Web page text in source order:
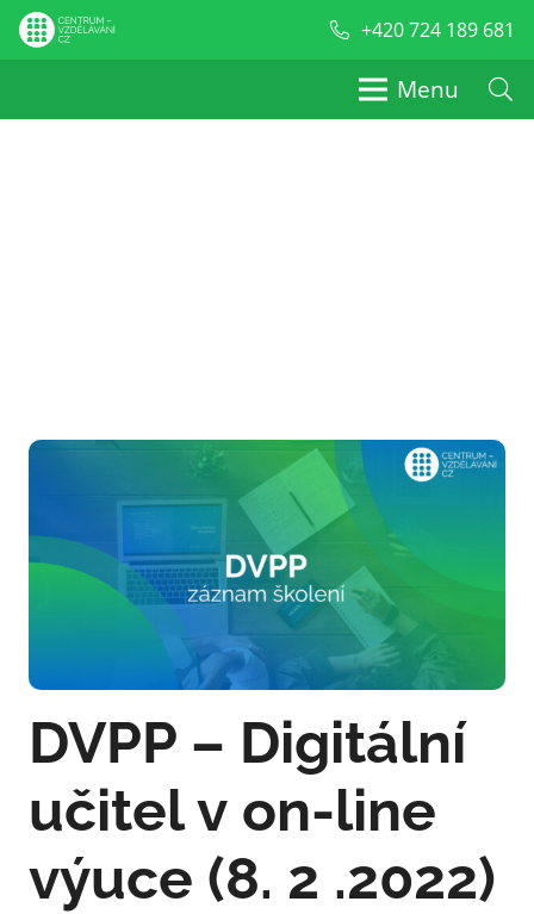
+420 724 189 681
Menu
DVPP – Digitální
učitel v on-line
výuce (8. 2 .2022)